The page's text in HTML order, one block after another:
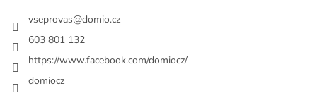
vseprovas@domio.cz
603 801 132
https://www.facebook.com/domiocz/
domiocz